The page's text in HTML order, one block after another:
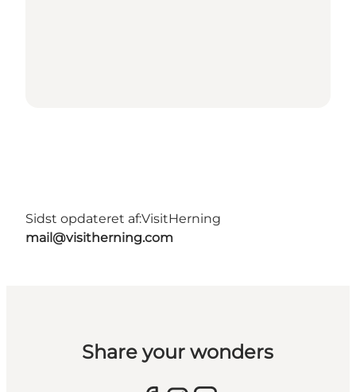
Sidst opdateret af:VisitHerning
mail@visitherning.com
Share your wonders